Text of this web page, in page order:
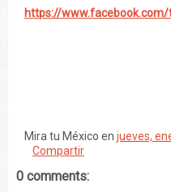
https://
Mira tu México en jueves,
Compartir
0 comments: